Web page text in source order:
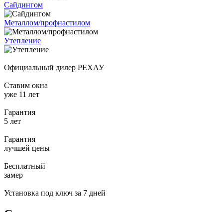
Сайдингом
Металлом/профнастилом
Утепление
Официальный дилер РЕХАУ
Ставим окна
уже 11 лет
Гарантия
5 лет
Гарантия
лучшей цены
Бесплатный
замер
Установка под ключ за 7 дней